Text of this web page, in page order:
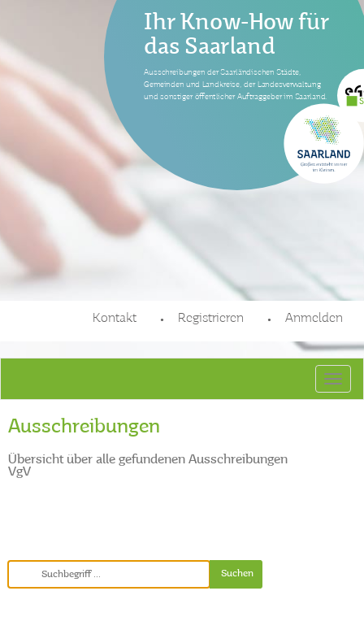
Ihr Know-How für
das Saarland
Ausschreibungen der Saarländischen Städte,
Gemeinden und Landkreise, der Landesverwaltung
und sonstiger öffentlicher Auftraggeber im Saarland.
Kontakt Registrieren Anmelden
Ausschreibungen
Übersicht über alle gefundenen Ausschreibungen
VgV